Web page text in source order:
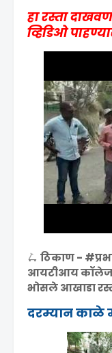
हा रस्ता
व्हिडिओ
🛴 ठिकाण -
आयटीआय कॉलेज
भोसले आखाडा
दरम्यान काळे